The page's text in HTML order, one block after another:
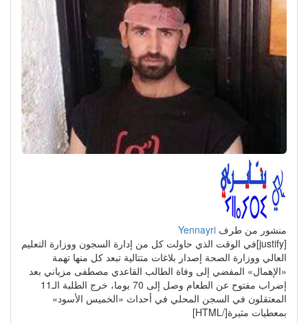
منشور من طرفYennayri
[justify]في الوقت الذي حاولت كل من إدارة السجون ووزارة التعليم
العالي ووزارة الصحة إصدار بلاغات متتالية تبعد كل منها تهمة
«الإهمال» المفضي إلى وفاة الطالب القاعدي مصطفى مزياني بعد
إضراب مفتوح عن الطعام وصل إلى 70 يوما، خرج الطلبة الـ11
المعتقلون في السجن المحلي في أحداث «الخميس الأسود»
بمعطيات مثيرة[/HTML]